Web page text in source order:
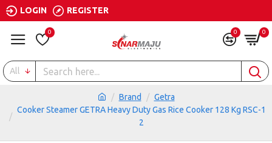
LOGIN REGISTER
0 0 0
All
Brand
Getra
Cooker Steamer GETRA Heavy Duty Gas Rice Cooker 128 Kg RSC-1
2